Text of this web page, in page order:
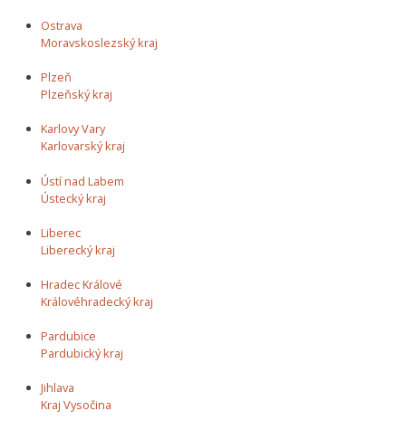
Ostrava
Moravskoslezský kraj
Plzeň
Plzeňský kraj
Karlovy Vary
Karlovarský kraj
Ústí nad Labem
Ústecký kraj
Liberec
Liberecký kraj
Hradec Králové
Královéhradecký kraj
Pardubice
Pardubický kraj
Jihlava
Kraj Vysočina